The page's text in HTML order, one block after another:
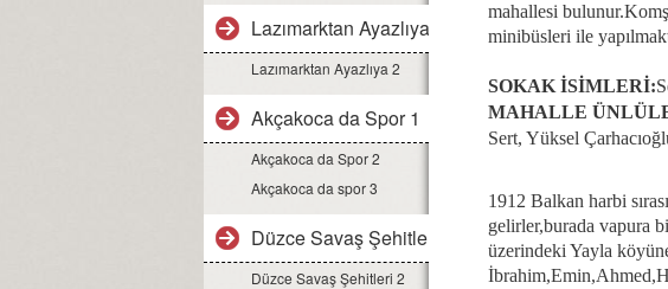
Lazımarktan Ayazlıya 1
Lazımarktan Ayazlıya 2
Akçakoca da Spor 1
Akçakoca da Spor 2
Akçakoca da spor 3
Düzce Savaş Şehitleri 1
Düzce Savaş Şehitleri 2
mahallesi
minibüsleri ile
SOKAK İSİMLERİ:
MAHALLE
Sert, Yüksel
1912 Balkan harbi
gelirler,burada vapura
üzerindeki Yayla